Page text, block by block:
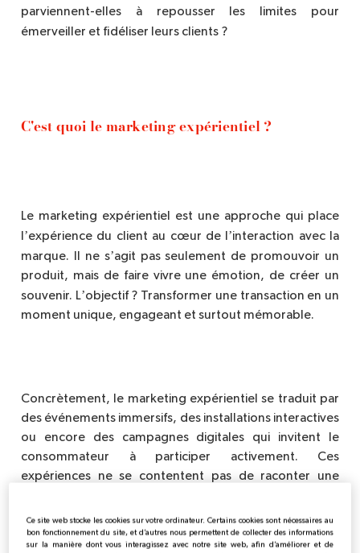
parviennent-elles à repousser les limites pour
émerveiller et fidéliser leurs clients ?
C'est quoi le marketing expérientiel?
Le marketing expérientiel est une approche qui place
’expérience du client au cœur de l ’interaction avec la
marque. Il ne s’agit pas seulement de promouvoir un
produit, mais de faire vivre une émotion, de créer un
souvenir. L’objectif ? Transformer une transaction en un
moment unique, engageant et surtout mémorable.
Concrètement, le marketing expérientiel se traduit par
des événements immersifs, des installations interactives
ou encore des campagnes digitales qui invitent le
consommateur à participer activement. Ces
expériences ne se contentent pas de raconter une
cet univers. Que ce soit en testant un produit, en
explorant un espace conçu sur-mesure ou en
Ce site web stocke les cookies sur votre ordinateur. Certains cookies sont nécessaires au
bon fonctionnement du site, et d’autres nous permettent de collecter des informations
sur la manière dont vous interagissez avec notre site web, afin d’améliorer et de